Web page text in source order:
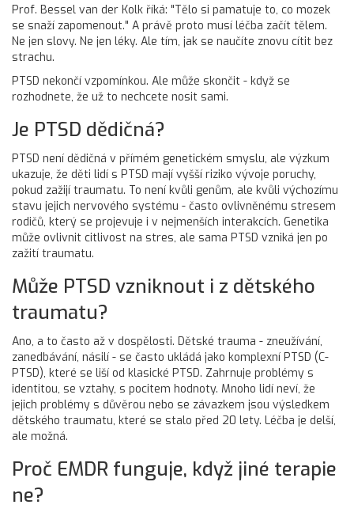
Prof. Bessel van der Kolk říká: "Tělo si pamatuje to, co mozek
se snaží zapomenout." A právě proto musí léčba začít tělem.
Ne jen slovy. Ne jen léky. Ale tím, jak se naučíte znovu cítit bez
strachu.
PTSD nekončí vzpomínkou. Ale může skončit - když se
rozhodnete, že už to nechcete nosit sami.
Je PTSD dědičná?
PTSD není dědičná v přímém genetickém smyslu, ale výzkum
ukazuje, že děti lidí s PTSD mají vyšší riziko vývoje poruchy,
pokud zažijí traumatu. To není kvůli genům, ale kvůli výchozímu
stavu jejich nervového systému - často ovlivněnému stresem
rodičů, který se projevuje i v nejmenších interakcích. Genetika
může ovlivnit citlivost na stres, ale sama PTSD vzniká jen po
zažití traumatu.
Může PTSD vzniknout i z dětského
traumatu?
Ano, a to často až v dospělosti. Dětské trauma - zneužívání,
zanedbávání, násilí - se často ukládá jako komplexní PTSD (C-
PTSD), které se liší od klasické PTSD. Zahrnuje problémy s
identitou, se vztahy, s pocitem hodnoty. Mnoho lidí neví, že
jejich problémy s důvěrou nebo se závazkem jsou výsledkem
dětského traumatu, které se stalo před 20 lety. Léčba je delší,
ale možná.
Proč EMDR funguje, když jiné terapie
ne?